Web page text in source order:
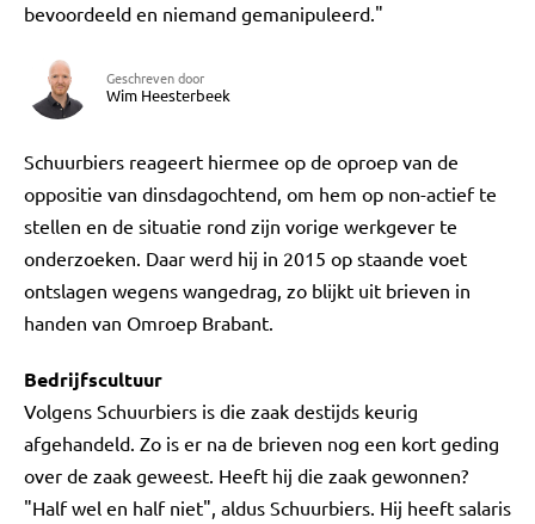
bevoordeeld en niemand gemanipuleerd."
Geschreven door
Wim Heesterbeek
Schuurbiers reageert hiermee op de oproep van de
oppositie van dinsdagochtend, om hem op non-actief te
stellen en de situatie rond zijn vorige werkgever te
onderzoeken. Daar werd hij in 2015 op staande voet
ontslagen wegens wangedrag, zo blijkt uit brieven in
handen van Omroep Brabant.
Bedrijfscultuur
Volgens Schuurbiers is die zaak destijds keurig
afgehandeld. Zo is er na de brieven nog een kort geding
over de zaak geweest. Heeft hij die zaak gewonnen?
"Half wel en half niet", aldus Schuurbiers. Hij heeft salaris